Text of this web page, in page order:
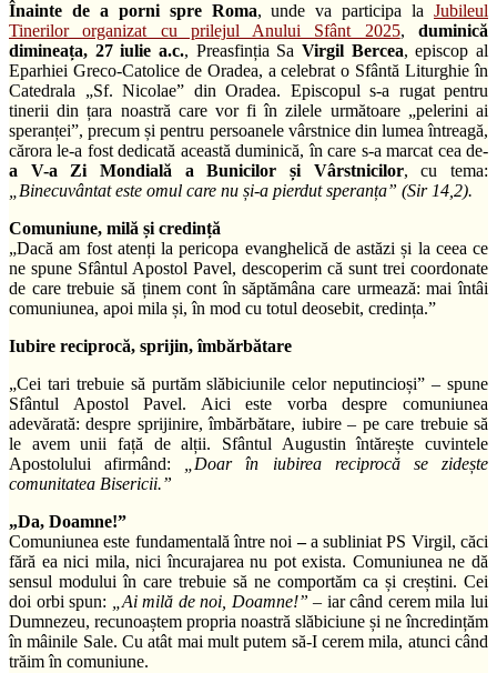
Înainte de a porni spre Roma, unde va participa la Jubileul
Tinerilor organizat cu prilejul Anului Sfânt 2025,duminică
dimineața, 27 iulie a.c., Preasfinția Sa Virgil Bercea, episcop al
Eparhiei Greco-Catolice de Oradea, a celebrat o Sfântă Liturghie în
Catedrala „Sf. Nicolae” din Oradea. Episcopul s-a rugat pentru
tinerii din țara noastră care vor fi în zilele următoare „pelerini ai
speranței”, precum și pentru persoanele vârstnice din lumea întreagă,
cărora le-a fost dedicată această duminică, în care s-a marcat cea de-
a V-a Zi Mondială a Bunicilor și Vârstnicilor, cu tema:
„Binecuvântat este omul care nu și-a pierdut speranța” (Sir 14,2).
Comuniune, milă și credință
„Dacă am fost atenți la pericopa evanghelică de astăzi și la ceea ce
ne spune Sfântul Apostol Pavel, descoperim că sunt trei coordonate
de care trebuie să ținem cont în săptămâna care urmează: mai întâi
comuniunea, apoi mila și, în mod cu totul deosebit, credința.”
Iubire reciprocă, sprijin, îmbărbătare
„Cei tari trebuie să purtăm slăbiciunile celor neputincioși” – spune
Sfântul Apostol Pavel. Aici este vorba despre comuniunea
adevărată: despre sprijinire, îmbărbătare, iubire – pe care trebuie să
le avem unii față de alții. Sfântul Augustin întărește cuvintele
Apostolului afirmând:
„Doar în iubirea reciprocă se zidește
comunitatea Bisericii.”
„Da, Doamne!”
Comuniunea este fundamentală între noi–a subliniat PS Virgil, căci
fără ea nici mila, nici încurajarea nu pot exista. Comuniunea ne dă
sensul modului în care trebuie să ne comportăm ca și creștini. Cei
doi orbi spun:
„Ai milă de noi, Doamne!” – iar când cerem mila lui
Dumnezeu, recunoaștem propria noastră slăbiciune și ne încredințăm
în mâinile Sale. Cu atât mai mult putem să-I cerem mila, atunci când
trăim în comuniune.